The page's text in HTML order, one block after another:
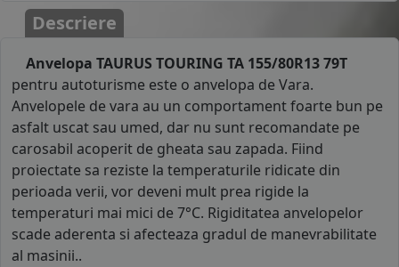
Descriere
Anvelopa TAURUS TOURING TA 155/80R13 79T
pentru autoturisme este o anvelopa de Vara.
Anvelopele de vara au un comportament foarte bun pe
asfalt uscat sau umed, dar nu sunt recomandate pe
carosabil acoperit de gheata sau zapada. Fiind
proiectate sa reziste la temperaturile ridicate din
perioada verii, vor deveni mult prea rigide la
temperaturi mai mici de 7°C. Rigiditatea anvelopelor
scade aderenta si afecteaza gradul de manevrabilitate
al masinii..